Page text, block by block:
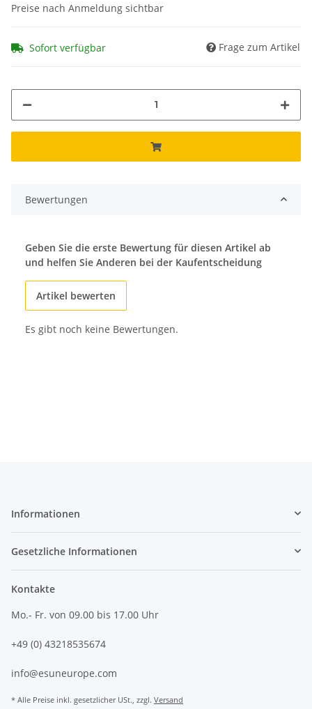
Preise nach Anmeldung sichtbar
Sofort verfügbar Frage zum Artikel
Bewertungen
Geben Sie die erste Bewertung für diesen Artikel ab
und helfen Sie Anderen bei der Kaufentscheidung
Artikel bewerten
Es gibt noch keine Bewertungen.
Informationen
Gesetzliche Informationen
Kontakte
Mo.- Fr. von 09.00 bis 17.00 Uhr
+49 (0) 43218535674
info@esuneurope.com
* Alle Preise inkl. gesetzlicher USt., zzgl. Versand